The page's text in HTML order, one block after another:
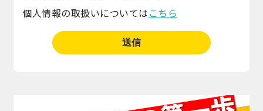
個人情報の取扱いについては こちら